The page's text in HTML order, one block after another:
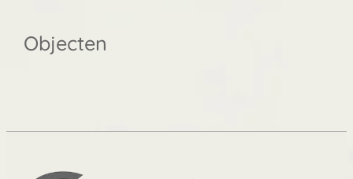
Objecten